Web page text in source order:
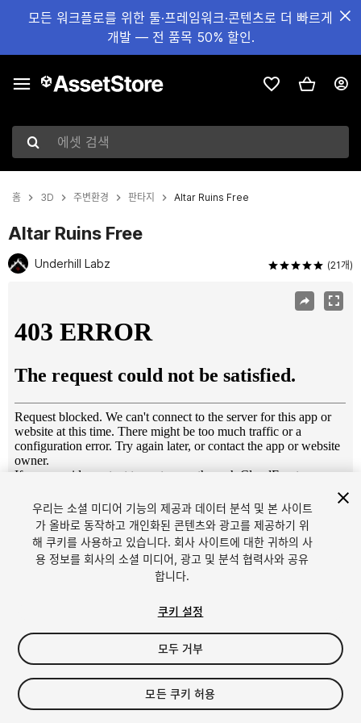
모든 워크플로를 위한 툴·프레임워크·콘텐츠로 더 빠르게
개발 — 전 품목 50% 할인.
에셋 검색
홈 3D 주변환경 판타지 Altar Ruins Free
Altar Ruins Free
Underhill Labz (21개)
FREE
129viewsin the past week
우리는 소셜 미디어 기능의 제공과 데이터 분석 및 본 사이트
가 올바로 동작하고 개인화된 콘텐츠와 광고를 제공하기 위
해 쿠키를 사용하고 있습니다. 회사 사이트에 대한 귀하의 사
용 정보를 회사의 소셜 미디어, 광고 및 분석 협력사와 공유
합니다.
쿠키 설정
모두 거부
모든 쿠키 허용